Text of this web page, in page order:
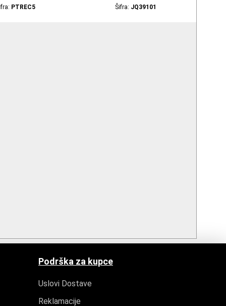
PTREC5 Šifra: JQ39101
Podrška za kupce
Uslovi Dostave
Reklamacije